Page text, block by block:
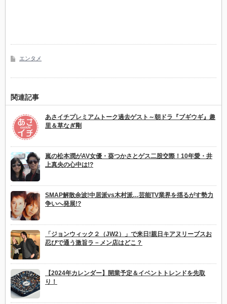
エンタメ
関連記事
あさイチプレミアムトーク過去ゲスト～朝ドラ『ブギウギ』趣
里＆草なぎ剛
嵐の松本潤がAV女優・葵つかさとゲス二股交際！10年愛・井
上真央の心中は!?
SMAP解散余波!中居派vs木村派…芸能TV業界を揺るがす勢力
争いへ発展!?
「ジョンウィック２（JW2）」で来日!親日キアヌリーブスお
忍びで通う激旨ラ－メン店はどこ？
【2024年カレンダー】開業予定＆イベントトレンドを先取
り！